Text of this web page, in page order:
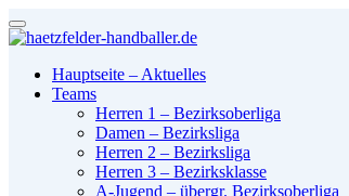
Hauptseite – Aktuelles
Teams
Herren 1 – Bezirksoberliga
Damen – Bezirksliga
Herren 2 – Bezirksliga
Herren 3 – Bezirksklasse
A-Jugend – übergr. Bezirksoberliga